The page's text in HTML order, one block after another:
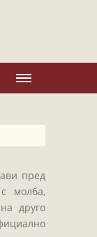
пред
молба,
друго